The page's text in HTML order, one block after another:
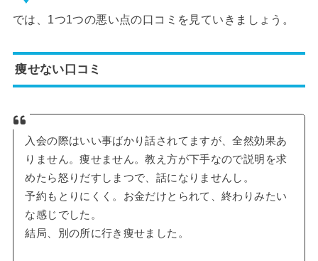
では、1つ1つの悪い点の口コミを見ていきましょう。
痩せない口コミ
入会の際はいい事ばかり話されてますが、全然効果あ
りません。痩せません。教え方が下手なので説明を求
めたら怒りだすしまつで、話になりませんし。
予約もとりにくく。お金だけとられて、終わりみたい
な感じでした。
結局、別の所に行き痩せました。